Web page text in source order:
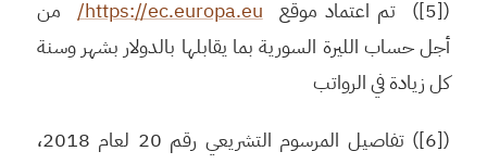
([5]) تم اعتماد موقع
https://ec.europa.eu/
من
أجل حساب الليرة السورية بما يقابلها بالدولار بشهر وسنة
كل زيادة في الرواتب
([6]) تفاصيل المرسوم التشريعي رقم 20 لعام 2018،